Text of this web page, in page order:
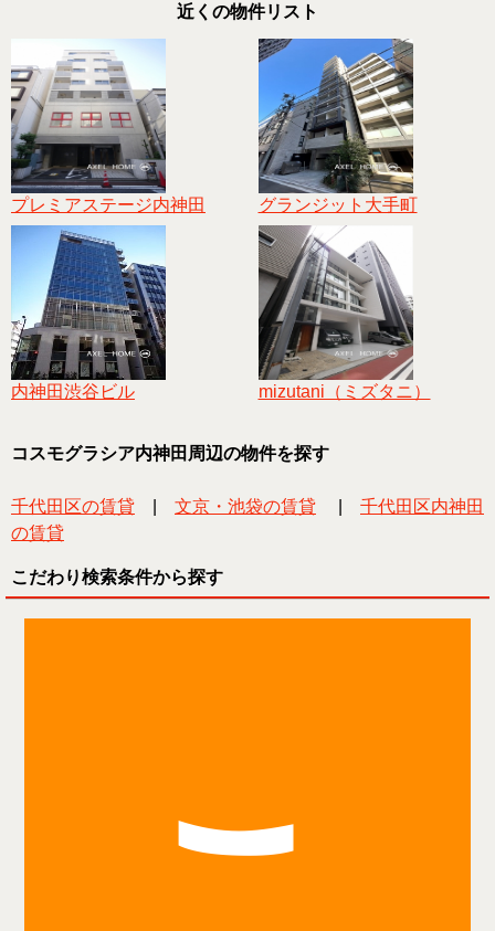
近くの物件リスト
プレミアステージ内神田 グランジット大手町
内神田渋谷ビル mizutani（ミズタニ）
コスモグラシア内神田周辺の物件を探す
千代田区の賃貸 文京・池袋の賃貸
千代田区内神田
の賃貸
こだわり検索条件から探す